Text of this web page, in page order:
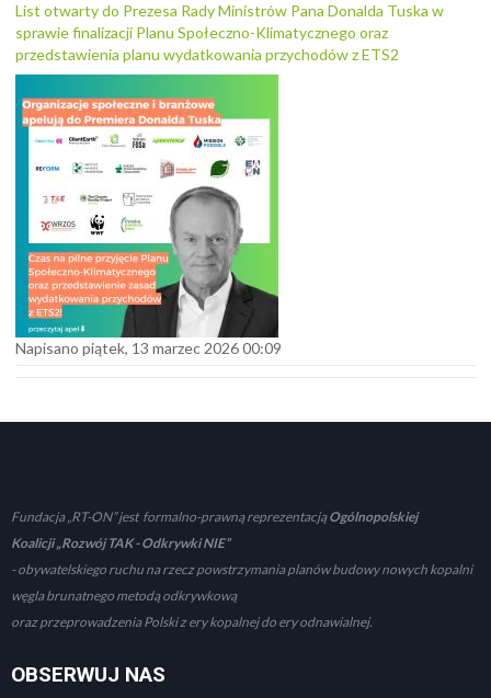
List otwarty do Prezesa Rady Ministrów Pana Donalda Tuska w
sprawie finalizacji Planu Społeczno-Klimatycznego oraz
przedstawienia planu wydatkowania przychodów z ETS2
Napisano piątek, 13 marzec 2026 00:09
Fundacja „RT-ON” jest formalno-prawną reprezentacjąOgólnopolskiej
Koalicji „Rozwój TAK - Odkrywki NIE”
- obywatelskiego ruchu na rzecz powstrzymania planów budowy nowych kopalni
węgla brunatnego metodą odkrywkową
oraz przeprowadzenia Polski z ery kopalnej do ery odnawialnej.
OBSERWUJ NAS